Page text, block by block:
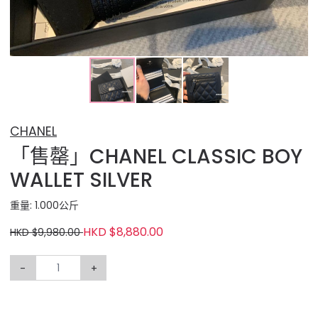
CHANEL
「售罄」CHANEL CLASSIC BOY
WALLET SILVER
重量: 1.000公斤
HKD $9,980.00HKD $8,880.00
- +